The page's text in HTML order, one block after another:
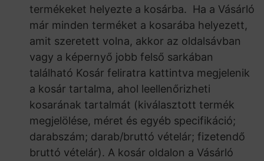
termékeket helyezte a kosárba. Ha a Vásárló
már minden terméket a kosarába helyezett,
amit szeretett volna, akkor az oldalsávban
vagy a képernyő jobb felső sarkában
található Kosár feliratra kattintva megjelenik
a kosár tartalma, ahol leellenőrizheti
kosarának tartalmát (kiválasztott termék
megjelölése, méret és egyéb specifikáció;
darabszám; darab/bruttó vételár; fizetendő
bruttó vételár). A kosár oldalon a Vásárló